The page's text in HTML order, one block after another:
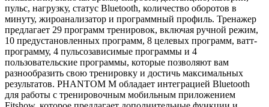
пульс, нагрузку, статус Bluetooth, количество оборотов в
минуту, жироанализатор и программный профиль. Тренажер
предлагает 29 программ тренировок, включая ручной режим,
10 предустановленных программ, 8 целевых программ, ватт-
программу, 4 пульсозависимые программы и 4
пользовательские программы, которые позволяют вам
разнообразить свою тренировку и достичь максимальных
результатов. PHANTOM M обладает интеграцией Bluetooth
для работы с тренировочным мобильным приложением